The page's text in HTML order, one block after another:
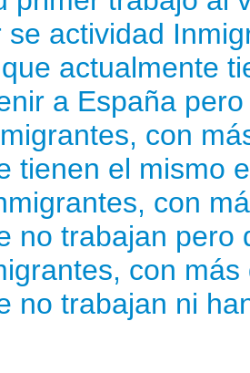
se actividad
actualmente
a España
con
tienen el mismo
con
no trabajan
con
no trabajan ni